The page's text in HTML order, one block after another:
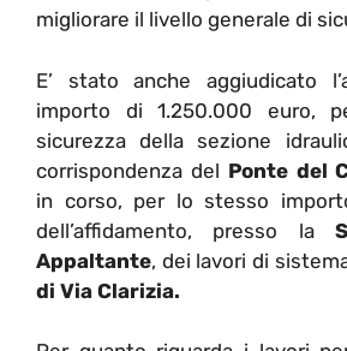
migliorare il livello generale di
E’ stato anche aggiudicato
importo di 1.250.000 euro,
sicurezza della sezione
corrispondenza del Ponte del
in corso, per lo stesso
dell’affidamento, presso la
Appaltante, dei lavori di
di Via Clarizia.